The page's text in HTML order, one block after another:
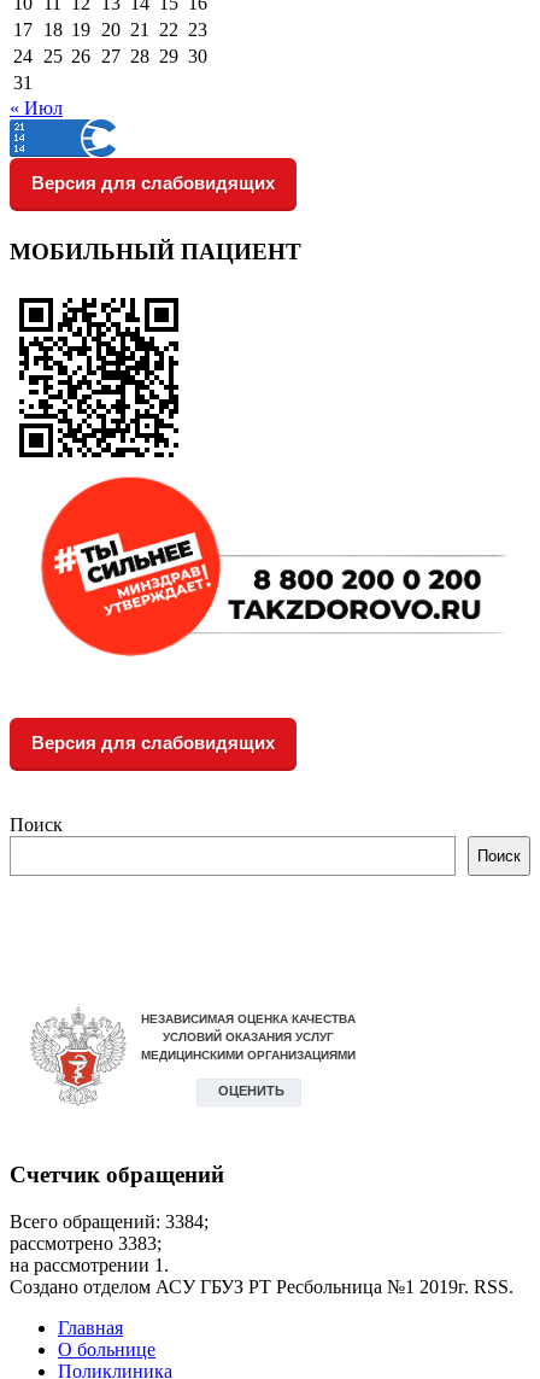
17 18 19 20 21 22 23
24 25 26 27 28 29 30
31
« Июл
Версия для слабовидящих
МОБИЛЬНЫЙ ПАЦИЕНТ
Версия для слабовидящих
Поиск
Поиск
Счетчик обращений
Всего обращений: 3384;
рассмотрено 3383;
на рассмотрении 1.
Создано отделом АСУ ГБУЗ РТ Ресбольница №1 2019г. RSS.
Дополнительное
Главная
О больнице
Поликлиника